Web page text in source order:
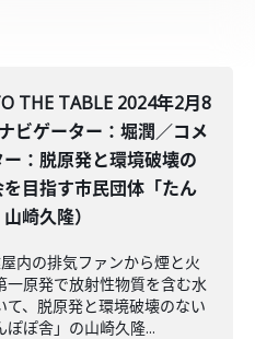
THE TABLE 2024年2月8
ビゲーター：堀潤／コメ
ー：脱原発と環境破壊の
目指す市民団体「たん
崎久隆）
内の排気ファンから煙と火
原発で放射性物質を含む水
、脱原発と環境破壊のない
ぽ舎」の山崎久隆...